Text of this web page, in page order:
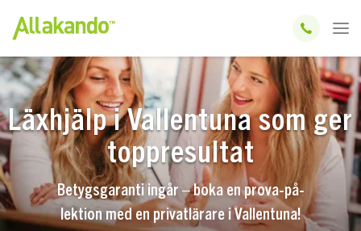
Läxhjälp i Vallentuna som ger
toppresultat
Betygsgaranti ingår – boka en prova-på-
lektion med en privatlärare i Vallentuna!